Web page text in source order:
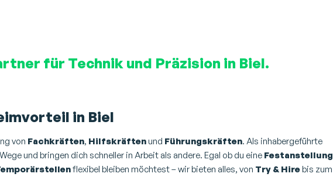
für Technik und Präzision in Biel.
in Biel
von Fachkräften, Hilfskräftenund Führungskräften. Als inhabergeführte
und bringen dich schneller in Arbeit als andere. Egal ob du eine Festanstellung
flexibel bleiben möchtest – wir bieten alles, von Try & Hirebis zum